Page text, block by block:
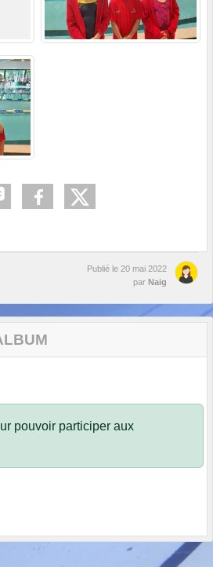
Publié le 20 mai 2022
par Naig
pouvoir participer aux